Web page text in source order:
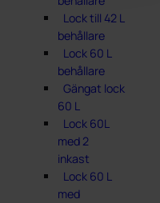
Lock till 42 L
behållare
Lock 60 L
behållare
Gängat lock
60 L
Lock 60L
med 2
inkast
Lock 60 L
med